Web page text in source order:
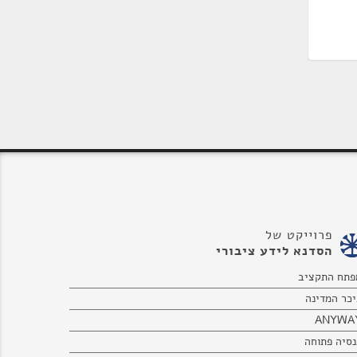
פרוייקט של
הסדנא לידע ציבורי
התקציב
המדינה
פתוחה